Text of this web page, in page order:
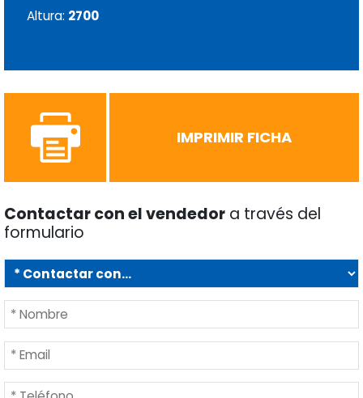
Altura: 2700
IMPRIMIR FICHA
Contactar con el vendedor a través del
formulario